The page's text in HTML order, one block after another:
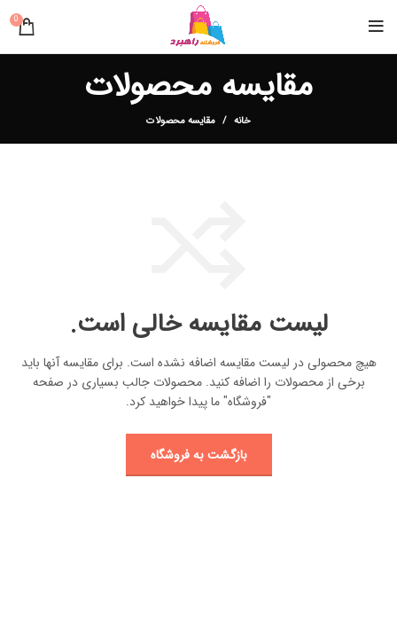
0
مقایسه محصولات
خانه مقایسه محصولات
لیست مقایسه خالی است.
هیچ محصولی در لیست مقایسه اضافه نشده است. برای مقایسه آنها باید
برخی از محصولات را اضافه کنید.محصولات جالب بسیاری در صفحه
"فروشگاه" ما پیدا خواهید کرد.
بازگشت به فروشگاه